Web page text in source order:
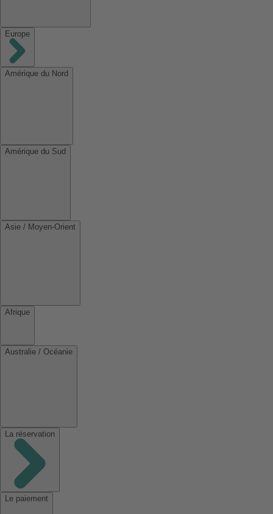
Europe
Amérique du Nord
Amérique du Sud
Asie / Moyen-Orient
Afrique
Australie / Océanie
La réservation
Le paiement